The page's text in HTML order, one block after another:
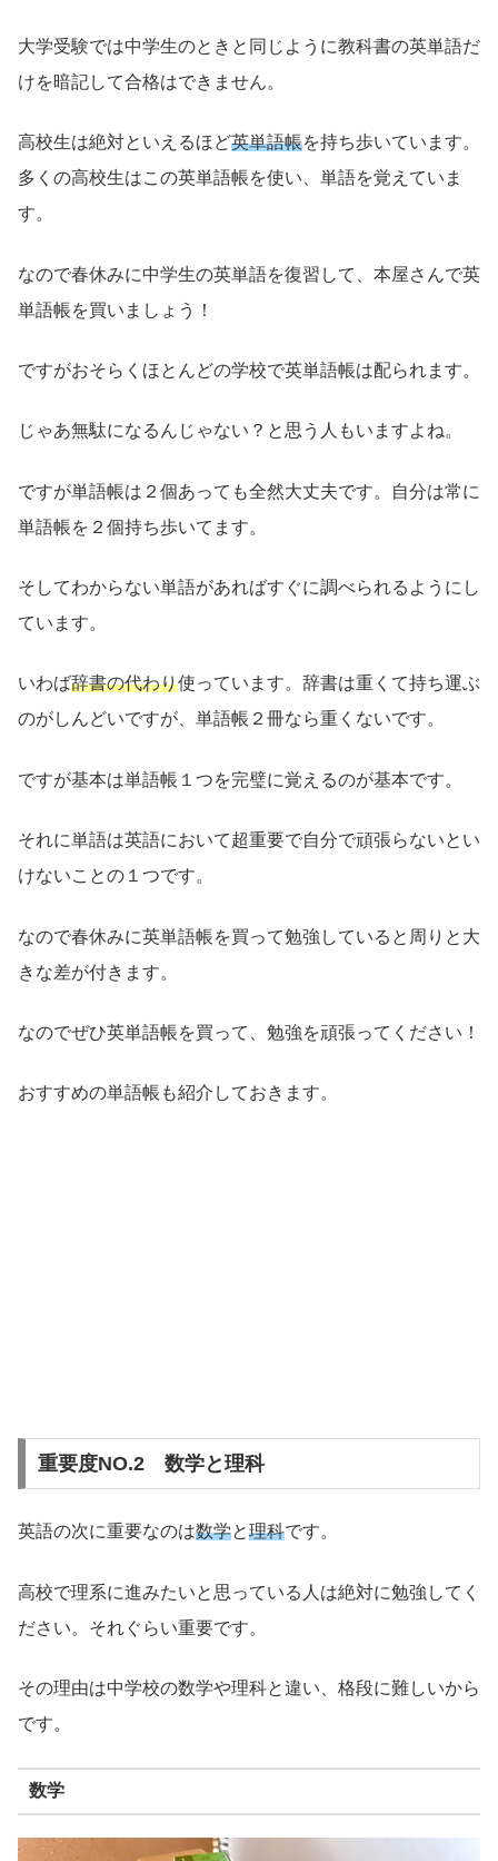
大学受験では中学生のときと同じように教科書の英単語だ
けを暗記して合格はできません。
高校生は絶対といえるほど英単語帳を持ち歩いています。
多くの高校生はこの英単語帳を使い、単語を覚えていま
す。
なので春休みに中学生の英単語を復習して、本屋さんで英
単語帳を買いましょう！
ですがおそらくほとんどの学校で英単語帳は配られます。
じゃあ無駄になるんじゃない？と思う人もいますよね。
ですが単語帳は２個あっても全然大丈夫です。自分は常に
単語帳を２個持ち歩いてます。
そしてわからない単語があればすぐに調べられるようにし
ています。
いわば辞書の代わり使っています。辞書は重くて持ち運ぶ
のがしんどいですが、単語帳２冊なら重くないです。
ですが基本は単語帳１つを完璧に覚えるのが基本です。
それに単語は英語において超重要で自分で頑張らないとい
けないことの１つです。
なので春休みに英単語帳を買って勉強していると周りと大
きな差が付きます。
なのでぜひ英単語帳を買って、勉強を頑張ってください！
おすすめの単語帳も紹介しておきます。
重要度NO.2 数学と理科
英語の次に重要なのは数学と理科です。
高校で理系に進みたいと思っている人は絶対に勉強してく
ださい。それぐらい重要です。
その理由は中学校の数学や理科と違い、格段に難しいから
です。
数学